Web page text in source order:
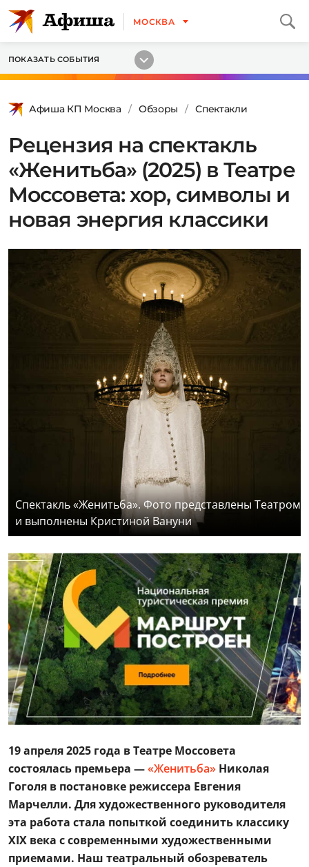
МОСКВА
ПОКАЗАТЬ СОБЫТИЯ
Афиша КП Москва Обзоры Спектакли
Рецензия на спектакль
«Женитьба» (2025) в Театре
Моссовета: хор, символы и
новая энергия классики
Спектакль «Женитьба». Фото представлены Театром
и выполнены Кристиной Вануни
19 апреля 2025 года в Театре Моссовета
состоялась премьера —«Женитьба» Николая
Гоголя в постановке режиссера Евгения
Марчелли. Для художественного руководителя
эта работа стала попыткой соединить классику
XIX века с современными художественными
приемами. Наш театральный обозреватель